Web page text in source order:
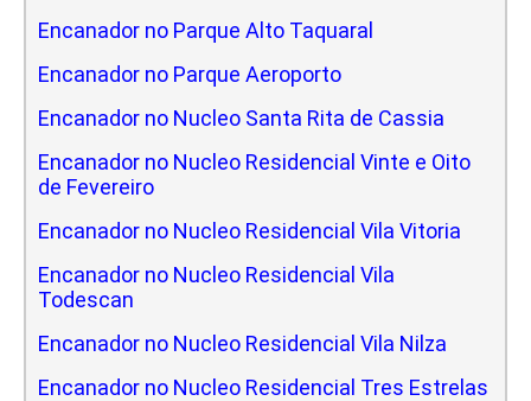
Encanador no Parque Alto Taquaral
Encanador no Parque Aeroporto
Encanador no Nucleo Santa Rita de Cassia
Encanador no Nucleo Residencial Vinte e Oito
de Fevereiro
Encanador no Nucleo Residencial Vila Vitoria
Encanador no Nucleo Residencial Vila
Todescan
Encanador no Nucleo Residencial Vila Nilza
Encanador no Nucleo Residencial Tres Estrelas